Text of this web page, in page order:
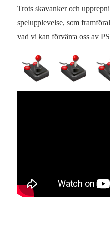
Trots skavanker och
spelupplevelse, som
vad vi kan förvänta oss av